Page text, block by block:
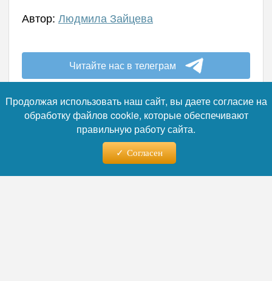
Автор: Людмила Зайцева
Читайте нас в телеграм
05.08.2026 - 17:14
Продолжая использовать наш сайт, вы даете согласие на
обработку файлов cookie, которые обеспечивают
правильную работу сайта.
Согласен